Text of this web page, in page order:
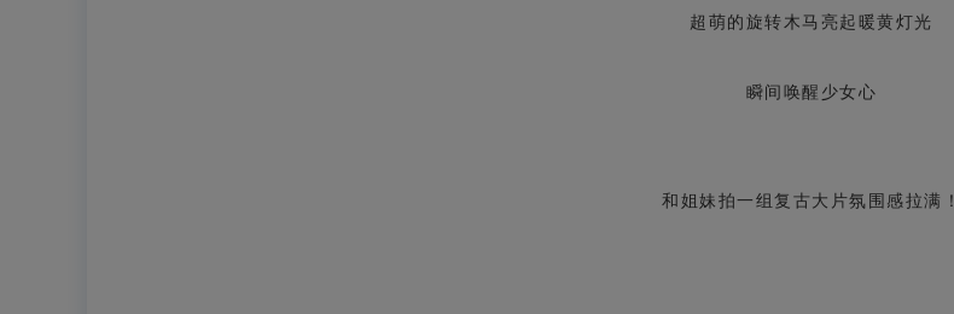
超萌的旋转木马亮起暖黄灯光
瞬间唤醒少女心
和姐妹拍一组复古大片氛围感拉满！